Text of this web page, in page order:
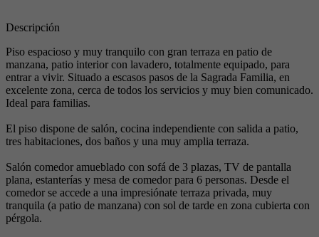
Descripción
Piso espacioso y muy tranquilo con gran terraza en patio de
manzana, patio interior con lavadero, totalmente equipado, para
entrar a vivir. Situado a escasos pasos de la Sagrada Familia, en
excelente zona, cerca de todos los servicios y muy bien comunicado.
Ideal para familias.
El piso dispone de salón, cocina independiente con salida a patio,
tres habitaciones, dos baños y una muy amplia terraza.
Salón comedor amueblado con sofá de 3 plazas, TV de pantalla
plana, estanterías y mesa de comedor para 6 personas. Desde el
comedor se accede a una impresiónate terraza privada, muy
tranquila (a patio de manzana) con sol de tarde en zona cubierta con
pérgola.